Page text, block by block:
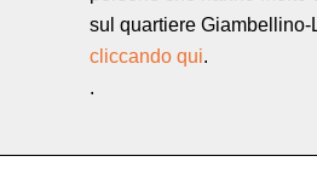
sul quartiere Giambellino-
cliccando qui.
.